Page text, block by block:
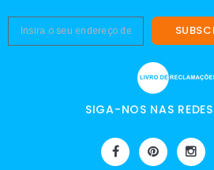
SIGA-NOS NAS